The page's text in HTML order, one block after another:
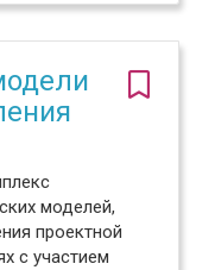
моделей,
проектной
с участием